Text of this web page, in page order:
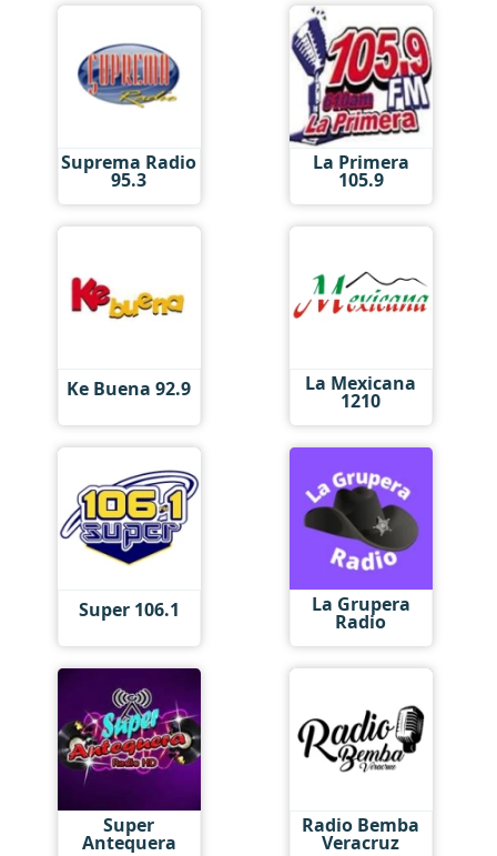
Suprema Radio
95.3
La Primera
105.9
Ke Buena 92.9 La Mexicana
1210
Super 106.1 La Grupera
Radio
Super
Antequera
Radio Bemba
Veracruz